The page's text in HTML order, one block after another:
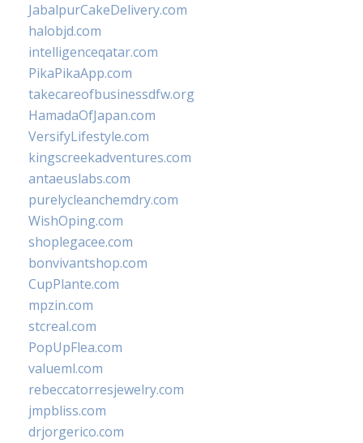
JabalpurCakeDelivery.com
halobjd.com
intelligenceqatar.com
PikaPikaApp.com
takecareofbusinessdfw.org
HamadaOfJapan.com
VersifyLifestyle.com
kingscreekadventures.com
antaeuslabs.com
purelycleanchemdry.com
WishOping.com
shoplegacee.com
bonvivantshop.com
CupPlante.com
mpzin.com
stcreal.com
PopUpFlea.com
valueml.com
rebeccatorresjewelry.com
jmpbliss.com
drjorgerico.com